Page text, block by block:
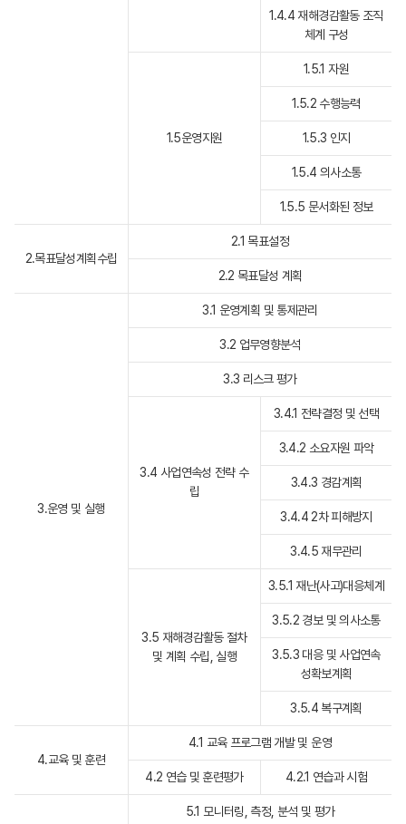
1.4.4 재해경감활동 조직
체계 구성
1.5운영지원
1.5.1 자원
1.5.2 수행능력
1.5.3 인지
1.5.4 의사소통
1.5.5 문서화된 정보
2.목표달성계획수립
2.1 목표설정
2.2 목표달성 계획
3.운영 및 실행
3.1 운영계획 및 통제관리
3.2 업무영향분석
3.3 리스크 평가
3.4 사업연속성 전략 수
립
3.4.1 전략결정 및 선택
3.4.2 소요자원 파악
3.4.3 경감계획
3.4.4 2차 피해방지
3.4.5 재무관리
3.5 재해경감활동 절차
및 계획 수립, 실행
3.5.1 재난(사고)대응체계
3.5.2 경보 및 의사소통
3.5.3 대응 및 사업연속
성확보계획
3.5.4 복구계획
4.교육 및 훈련
4.1 교육 프로그램 개발 및 운영
4.2 연습 및 훈련평가 4.2.1 연습과 시험
5.1 모니터링, 측정, 분석 및 평가